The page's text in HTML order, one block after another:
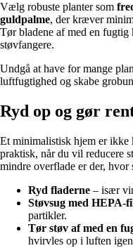
Vælg robuste planter som
guldpalme, der kræver
Tør bladene af med en
støvfangere.
Undgå at have for mange
luftfugtighed og skabe
Ryd op og gør
Et minimalistisk hjem er ikke
praktisk, når du vil reducere
mindre overflade er der, hvor
Ryd fladerne – især
Støvsug med HEPA-
partikler.
Tør støv af med en
hvirvles op i luften